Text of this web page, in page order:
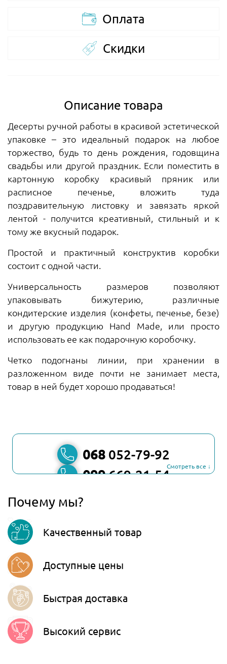
Оплата
Скидки
Описание товара
Десерты ручной работы в красивой эстетической
упаковке – это идеальный подарок на любое
торжество, будь то день рождения, годовщина
свадьбы или другой праздник. Если поместить в
картонную коробку красивый пряник или
расписное печенье, вложить туда
поздравительную листовку и завязать яркой
лентой - получится креативный, стильный и к
тому же вкусный подарок.
Простой и практичный конструктив коробки
состоит с одной части.
Универсальность размеров позволяют
упаковывать бижутерию, различные
кондитерские изделия (конфеты, печенье, безе)
и другую продукцию Hand Made, или просто
использовать ее как подарочную коробочку.
Четко подогнаны линии, при хранении в
разложенном виде почти не занимает места,
товар в ней будет хорошо продаваться!
068 052-79-92
099669-21-54
067
Telegram
Смотреть все ↓
Почему мы?
Качественный товар
Доступные цены
Быстрая доставка
Высокий сервис